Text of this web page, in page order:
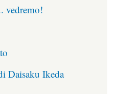
vedremo!
Daisaku Ikeda